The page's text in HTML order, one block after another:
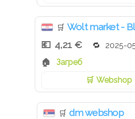
🛒 Wolt market -
4,21 €
2025-
Загреб
Webshop
🛒 dm webshop